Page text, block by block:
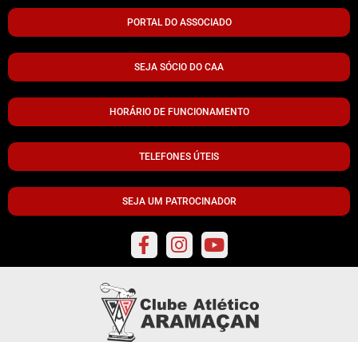
PORTAL DO ASSOCIADO
SEJA SÓCIO DO CAA
HORÁRIO DE FUNCIONAMENTO
TELEFONES ÚTEIS
SEJA UM PATROCINADOR